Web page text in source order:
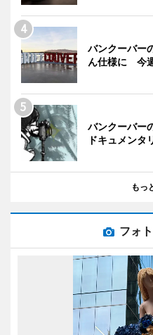
バンクーバー
ん仕様に 今
バンクーバー
ドキュメンタ
もっ
フォ